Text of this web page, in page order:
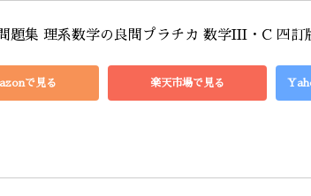
題集 理系数学の良問プラチカ 数学III・C 四
で見る 楽天市場で見る